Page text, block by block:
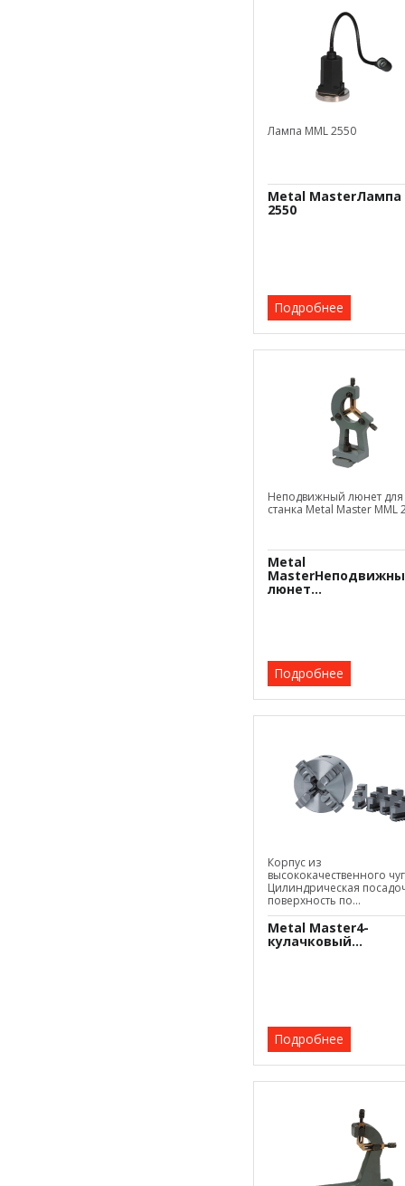
Лампа MML 2550
Metal MasterЛампа
2550
Подробнее
Неподвижный люнет для
станка Metal Master MML
Metal
люнет...
Подробнее
Корпус из
высококачественного
Цилиндрическая
поверхность по...
Metal Master4-
кулачковый...
Подробнее